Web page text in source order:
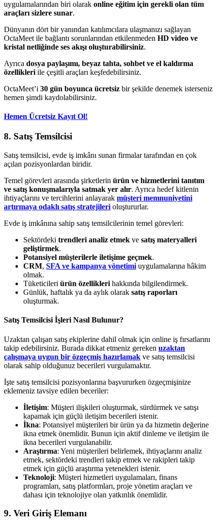
uygulamalarından biri olarak online eğitim için gerekli olan tüm
araçları sizlere sunar.
Dünyanın dört bir yanından katılımcılara ulaşmanızı sağlayan
OctaMeet ile bağlantı sorunlarından etkilenmeden HD video ve
kristal netliğinde ses akışı oluşturabilirsiniz.
Ayrıca dosya paylaşımı, beyaz tahta, sohbet ve el kaldırma
özellikleri ile çeşitli araçları keşfedebilirsiniz.
OctaMeet’i 30 gün boyunca ücretsiz bir şekilde denemek isterseniz
hemen şimdi kaydolabilirsiniz.
Hemen Ücretsiz Kayıt Ol!
8. Satış Temsilcisi
Satış temsilcisi, evde iş imkânı sunan firmalar tarafından en çok
açılan pozisyonlardan biridir.
Temel görevleri arasında şirketlerin ürün ve hizmetlerini tanıtım
ve satış konuşmalarıyla satmak yer alır. Ayrıca hedef kitlenin
ihtiyaçlarını ve tercihlerini anlayarak müşteri memnuniyetini
artırmaya odaklı satış stratejileri oluştururlar.
Evde iş imkânına sahip satış temsilcilerinin temel görevleri:
Sektördeki trendleri analiz etmek ve satış materyalleri
geliştirmek.
Potansiyel müşterilerle iletişime geçmek.
CRM, SFA ve kampanya yönetimi uygulamalarına hâkim
olmak.
Tüketicileri ürün özellikleri hakkında bilgilendirmek.
Günlük, haftalık ya da aylık olarak satış raporları
oluşturmak.
Satış Temsilcisi İşleri Nasıl Bulunur?
Uzaktan çalışan satış ekiplerine dahil olmak için online iş fırsatlarını
takip edebilirsiniz. Burada dikkat etmeniz gereken uzaktan
çalışmaya uygun bir özgeçmiş hazırlamak ve satış temsilcisi
olarak sahip olduğunuz becerileri vurgulamaktır.
İşte satış temsilcisi pozisyonlarına başvururken özgeçmişinize
eklemeniz tavsiye edilen beceriler:
İletişim: Müşteri ilişkileri oluşturmak, sürdürmek ve satışı
kapamak için güçlü iletişim becerileri istenir.
İkna: Potansiyel müşterileri bir ürün ya da hizmetin değerine
ikna etmek önemlidir. Bunun için aktif dinleme ve iletişim ile
ikna becerileri vurgulanabilir.
Araştırma: Yeni müşterileri belirlemek, ihtiyaçlarını analiz
etmek, sektördeki trendleri takip etmek ve rakipleri takip
etmek için güçlü araştırma yetenekleri istenir.
Teknoloji: Müşteri hizmetleri uygulamaları, finans
programları, satış platformları, proje yönetim araçları ve
dahası için teknolojiye olan yatkınlık önemlidir.
9. Veri Giriş Elemanı